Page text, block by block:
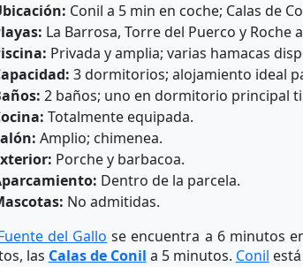
Conil a 5 min en coche; Calas de
La Barrosa, Torre del Puerco y Roche
Privada y amplia; varias hamacas
3 dormitorios; alojamiento ideal
2 baños; uno en dormitorio principal
Totalmente equipada.
Amplio; chimenea.
Porche y barbacoa.
Dentro de la parcela.
No admitidas.
del Gallo se encuentra a 6 minutos
las Calas de Conil a 5 minutos. Conil